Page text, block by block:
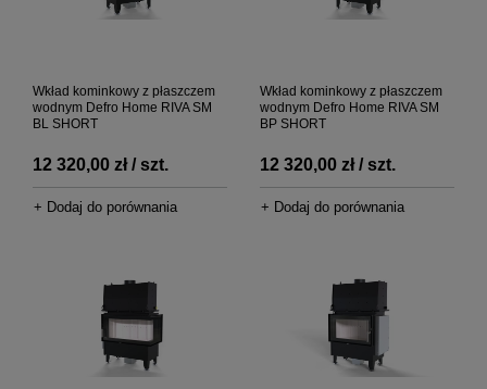
Wkład kominkowy z płaszczem
wodnym Defro Home RIVA SM
BL SHORT
12 320,00 zł / szt.
+ Dodaj do porównania
Wkład kominkowy z płaszczem
wodnym Defro Home RIVA SM
BP SHORT
12 320,00 zł / szt.
+ Dodaj do porównania